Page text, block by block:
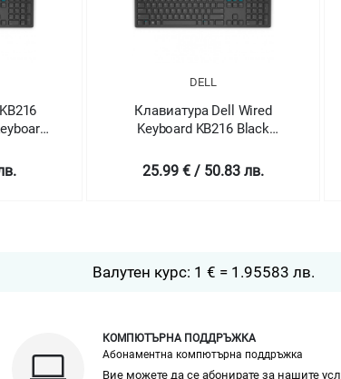
DELL
Клавиатура Dell Wired
Keyboard KB216 Black
25.99 € / 50.83 лв.
Валутен курс: 1 € = 1.95583 лв.
КОМПЮТЪРНА ПОДДРЪЖКА
Абонаментна компютърна поддръжка
Вие можете да се абонирате за нашите